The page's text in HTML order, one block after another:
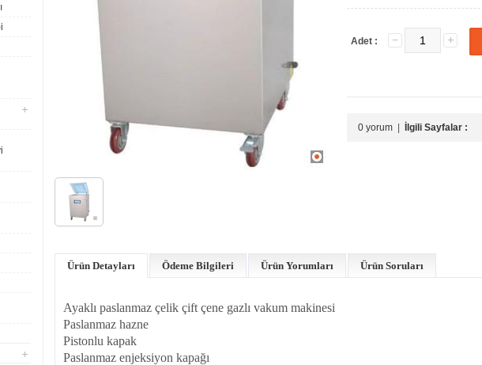
Adet :
0 yorum İlgili Sayfalar :
Ürün Detayları Ödeme Bilgileri Ürün Yorumları Ürün Soruları
Ayaklı paslanmaz çelik çift çene gazlı vakum makinesi
Paslanmaz hazne
Pistonlu kapak
Paslanmaz enjeksiyon kapağı